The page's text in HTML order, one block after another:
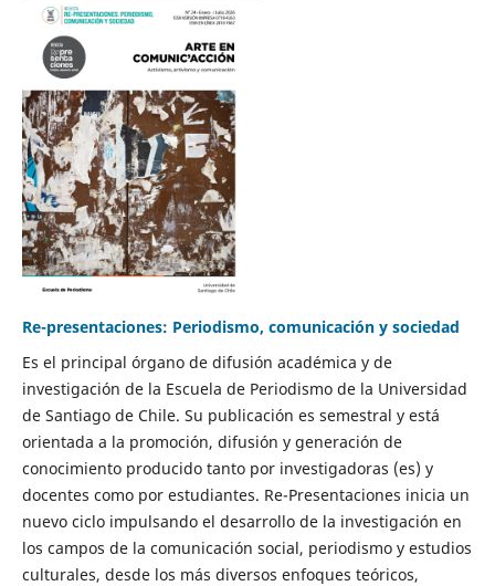
Re-presentaciones: Periodismo, comunicación y sociedad
Es el principal órgano de difusión académica y de
investigación de la Escuela de Periodismo de la Universidad
de Santiago de Chile. Su publicación es semestral y está
orientada a la promoción, difusión y generación de
conocimiento producido tanto por investigadoras (es) y
docentes como por estudiantes. Re-Presentaciones inicia un
nuevo ciclo impulsando el desarrollo de la investigación en
los campos de la comunicación social, periodismo y estudios
culturales, desde los más diversos enfoques teóricos,